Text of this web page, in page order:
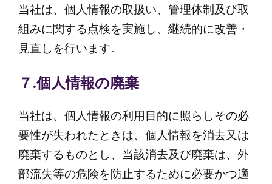
当社は、個人情報の取扱い、管理体制及び取
組みに関する点検を実施し、継続的に改善・
見直しを行います。
７.個人情報の廃棄
当社は、個人情報の利用目的に照らしその必
要性が失われたときは、個人情報を消去又は
廃棄するものとし、当該消去及び廃棄は、外
部流失等の危険を防止するために必要かつ適